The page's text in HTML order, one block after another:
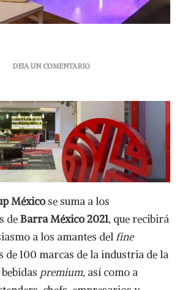
DEJA UN COMENTARIOEN
GROUP
SE
UNE
COMO
PATROCINADOR
DE
BARRA
2021
Méxicose suma a los
deBarra México 2021, que recibirá
a los amantes delfine
de 100 marcas de la industria de la
premium, así como a